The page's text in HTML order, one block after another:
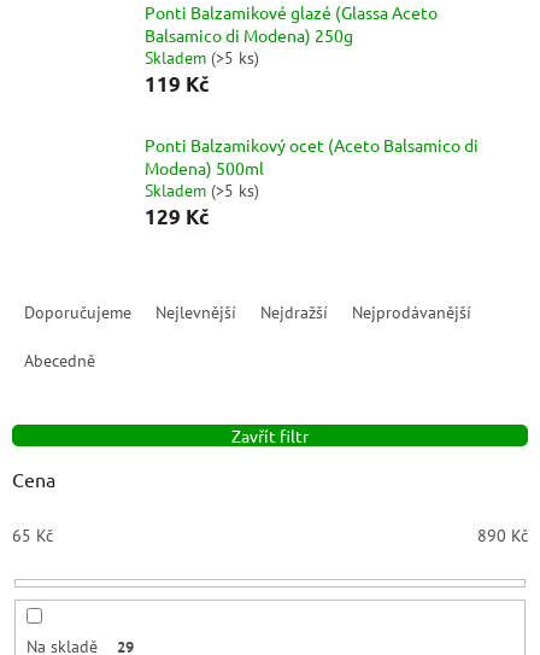
Ponti Balzamikové glazé (Glassa Aceto
Balsamico di Modena) 250g
Skladem (>5 ks)
119 Kč
Ponti Balzamikový ocet (Aceto Balsamico di
Modena) 500ml
Skladem (>5 ks)
129 Kč
p
r
o
d
u
k
t
Doporučujeme Nejlevnější Nejdražší Nejprodávanější
Abecedně
Zavřít filtr
Cena
65 Kč 890 Kč
Na skladě 29